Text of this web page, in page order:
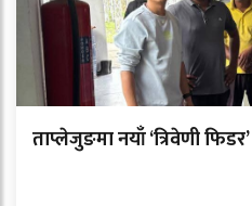
ताप्लेजुङमा नयाँ ‘त्रिवेणी